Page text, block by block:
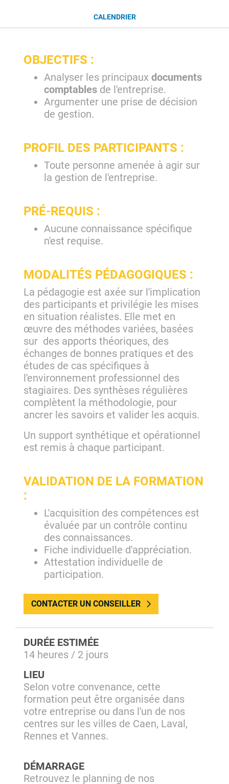
CALENDRIER
OBJECTIFS :
Analyser les principaux documents
comptables de l'entreprise.
Argumenter une prise de décision
de gestion.
PROFIL DES PARTICIPANTS :
Toute personne amenée à agir sur
la gestion de l'entreprise.
PRÉ-REQUIS :
Aucune connaissance spécifique
n'est requise.
MODALITÉS PÉDAGOGIQUES :
La pédagogie est axée sur l'implication
des participants et privilégie les mises
en situation réalistes. Elle met en
œuvre des méthodes variées, basées
sur des apports théoriques, des
échanges de bonnes pratiques et des
études de cas spécifiques à
l'environnement professionnel des
stagiaires. Des synthèses régulières
complètent la méthodologie, pour
ancrer les savoirs et valider les acquis.
Un support synthétique et opérationnel
est remis à chaque participant.
VALIDATION DE LA FORMATION
:
L'acquisition des compétences est
évaluée par un contrôle continu
des connaissances.
Fiche individuelle d'appréciation.
Attestation individuelle de
participation.
CONTACTER UN CONSEILLER
DURÉE ESTIMÉE
14 heures / 2 jours
LIEU
Selon votre convenance, cette
formation peut être organisée dans
votre entreprise ou dans l'un de nos
centres sur les villes de Caen, Laval,
Rennes et Vannes.
DÉMARRAGE
Retrouvez le planning de nos